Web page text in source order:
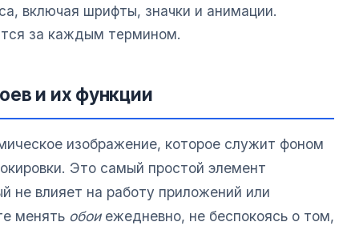
включая шрифты, значки и анимации.
за каждым термином.
и их функции
изображение, которое служит фоном
Это самый простой элемент
не влияет на работу приложений или
менять обоиежедневно, не беспокоясь о том,